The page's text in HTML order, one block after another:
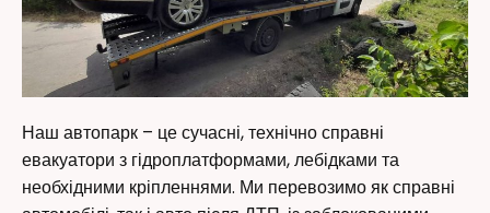
Наш автопарк – це сучасні, технічно справні
евакуатори з гідроплатформами, лебідками та
необхідними кріпленнями. Ми перевозимо як справні